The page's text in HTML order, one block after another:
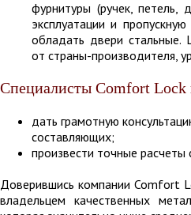
фурнитуры (ручек, петель,
эксплуатации и
обладать двери стальные.
от страны-производителя,
Специалисты Comfort Lock
дать грамотную
составляющих;
произвести точные расчеты
Доверившись компании Comfort
владельцем качественных